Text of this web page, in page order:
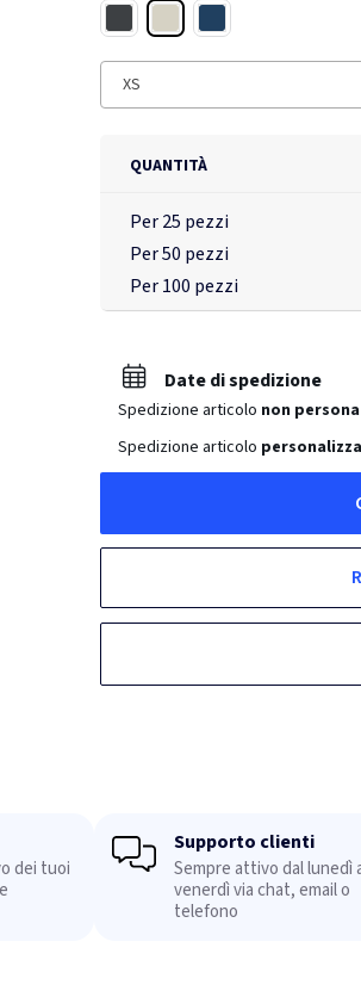
XS
QUANTITÀ
Per 25 pezzi
Per 50 pezzi
Per 100 pezzi
Date di spedizione
Spedizione articolo non
Spedizione articolo
dei tuoi
Supporto clienti
Sempre attivo dal lunedì
venerdì via chat, email o
telefono